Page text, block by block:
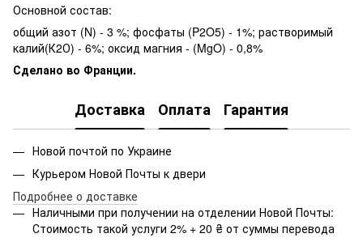
Основной состав:
общий азот (N) - 3 %; фосфаты (P2O5) - 1%; растворимый
калий(К2О) - 6%; оксид магния - (MgO) - 0,8%
Сделано во Франции.
Доставка Оплата Гарантия
Новой почтой по Украине
Курьером Новой Почты к двери
Подробнее о доставке
Наличными при получении на отделении Новой Почты:
Стоимость такой услуги 2% + 20 ₴ от суммы перевода